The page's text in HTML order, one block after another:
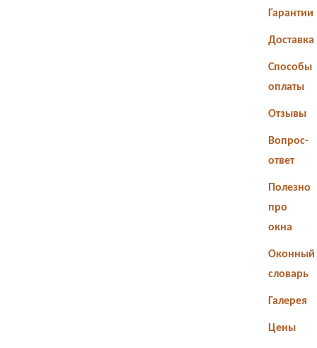
Гарантии
Доставка
Способы
оплаты
Отзывы
Вопрос-
ответ
Полезно
про
окна
Оконный
словарь
Галерея
Цены